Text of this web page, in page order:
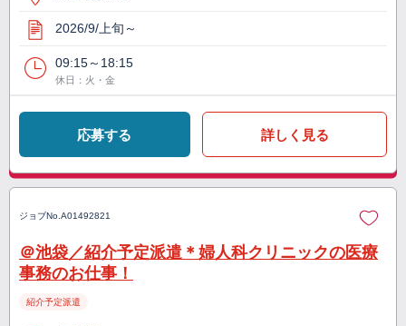
2026/9/上旬～
09:15～18:15
休日：火・金
応募する 詳しく見る
ジョブNo. A01492821
＠池袋／紹介予定派遣＊婦人科クリニックの医療
事務のお仕事！
紹介予定派遣